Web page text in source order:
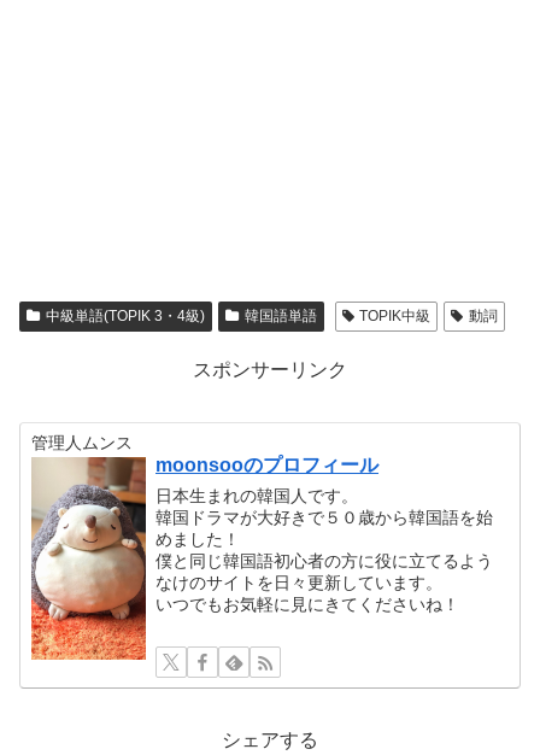
中級単語(TOPIK 3・4級) 韓国語単語 TOPIK中級 動詞
スポンサーリンク
管理人ムンス
moonsooのプロフィール
日本生まれの韓国人です。
韓国ドラマが大好きで５０歳から韓国語を始
めました！
僕と同じ韓国語初心者の方に役に立てるよう
なけのサイトを日々更新しています。
いつでもお気軽に見にきてくださいね！
シェアする